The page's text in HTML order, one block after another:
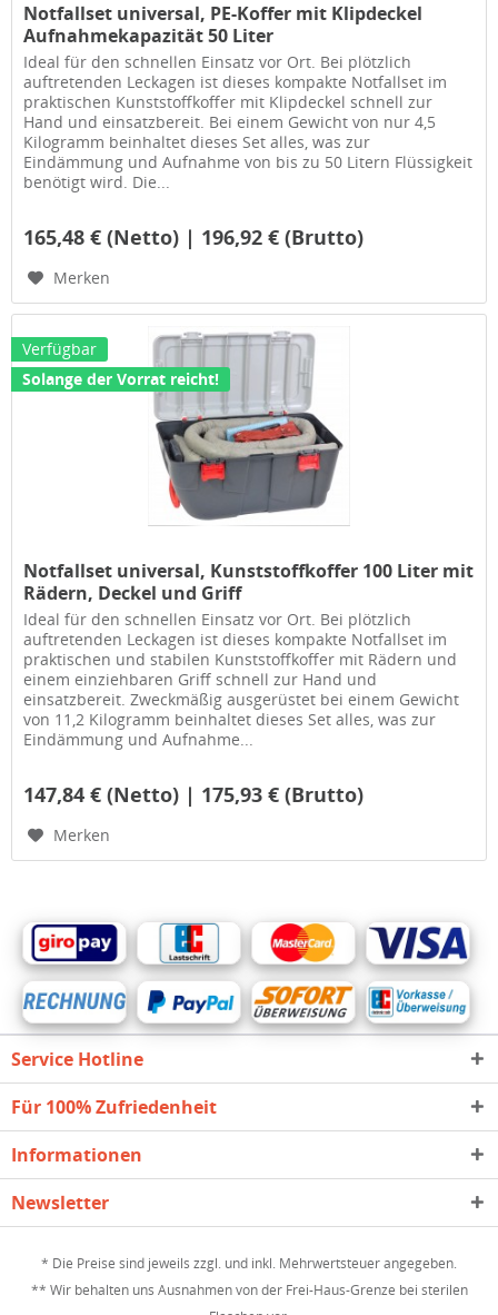
Notfallset universal, PE-Koffer mit Klipdeckel
Aufnahmekapazität 50 Liter
Ideal für den schnellen Einsatz vor Ort. Bei plötzlich
auftretenden Leckagen ist dieses kompakte Notfallset im
praktischen Kunststoffkoffer mit Klipdeckel schnell zur
Hand und einsatzbereit. Bei einem Gewicht von nur 4,5
Kilogramm beinhaltet dieses Set alles, was zur
Eindämmung und Aufnahme von bis zu 50 Litern Flüssigkeit
benötigt wird. Die...
165,48 € (Netto) | 196,92 € (Brutto)
Merken
Verfügbar
Solange der Vorrat reicht!
Notfallset universal, Kunststoffkoffer 100 Liter mit
Rädern, Deckel und Griff
Ideal für den schnellen Einsatz vor Ort. Bei plötzlich
auftretenden Leckagen ist dieses kompakte Notfallset im
praktischen und stabilen Kunststoffkoffer mit Rädern und
einem einziehbaren Griff schnell zur Hand und
einsatzbereit. Zweckmäßig ausgerüstet bei einem Gewicht
von 11,2 Kilogramm beinhaltet dieses Set alles, was zur
Eindämmung und Aufnahme...
147,84 € (Netto) | 175,93 € (Brutto)
Merken
Service Hotline
Für 100% Zufriedenheit
Informationen
Newsletter
* Die Preise sind jeweils zzgl. und inkl. Mehrwertsteuer angegeben.
** Wir behalten uns Ausnahmen von der Frei-Haus-Grenze bei sterilen